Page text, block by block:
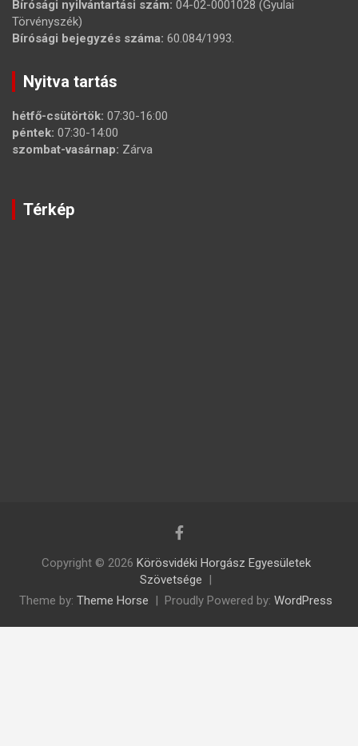
Bírósági nyilvántartási szám: 04-02-0001028 (Gyulai
Törvényszék)
Bírósági bejegyzés száma: 60.084/1993.
Nyitva tartás
hétfő-csütörtök: 07:30-16:00
péntek: 07:30-14:00
szombat-vasárnap: Zárva
Térkép
Copyright © 2026 Körösvidéki Horgász Egyesületek
Szövetsége
Theme by: Theme Horse Proudly Powered by: WordPress